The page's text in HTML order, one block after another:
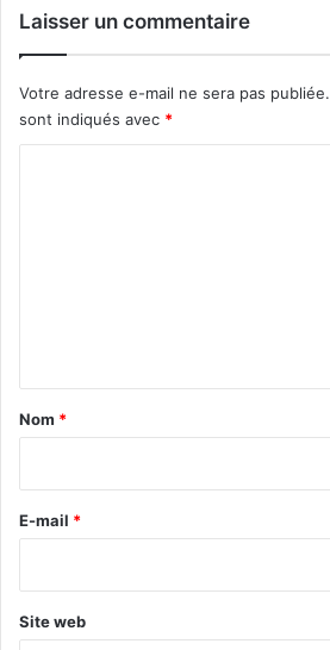
Laisser un commentaire
Votre adresse e-mail ne sera pas publiée.
sont indiqués avec *
a
e
Nom *
E-mail *
Site web